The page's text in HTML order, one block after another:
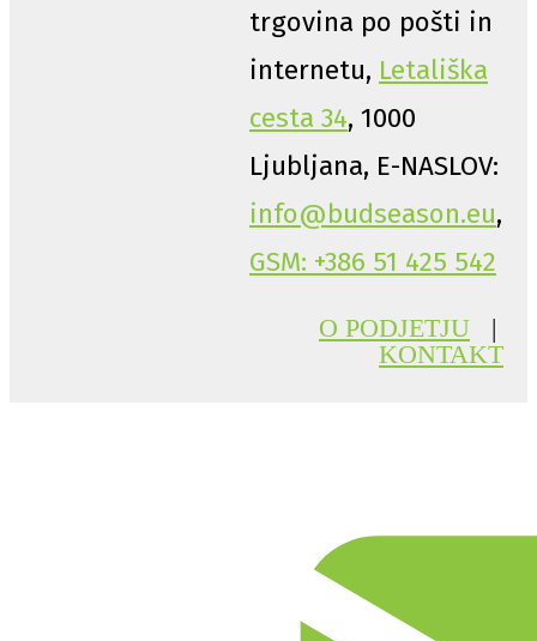
trgovina po pošti in
internetu, Letališka
cesta 34, 1000
Ljubljana, E-NASLOV:
info@budseason.eu,
GSM: +386 51 425 542
O PODJETJU |
KONTAKT